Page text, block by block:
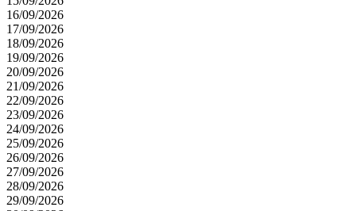
16/09/2026
17/09/2026
18/09/2026
19/09/2026
20/09/2026
21/09/2026
22/09/2026
23/09/2026
24/09/2026
25/09/2026
26/09/2026
27/09/2026
28/09/2026
29/09/2026